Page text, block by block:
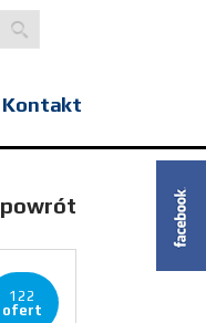
Kontakt
powrót
122
ofert